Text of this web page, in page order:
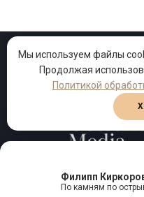
Филипп
По камням по
Проекты
Телефон:
Email:
Мы используем файлы
Продолжая
Политикой